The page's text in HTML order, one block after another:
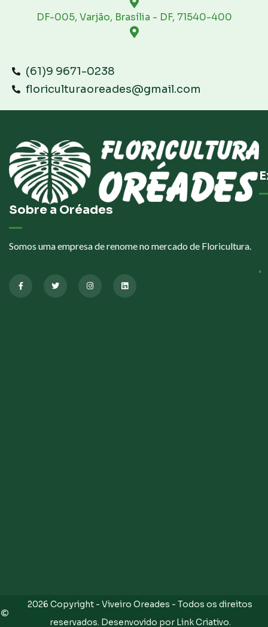
DF-005, Varjão, Brasília - DF, 71540-400
(61)9 9671-0238
floriculturaoreades@gmail.com
Sobre a Oréades
Somos uma empresa de renome no mercado de Floricultura.
2026 Copyright - Viveiro Oreades - Todos os direitos
reservados. Desenvovido por Link Criativo.